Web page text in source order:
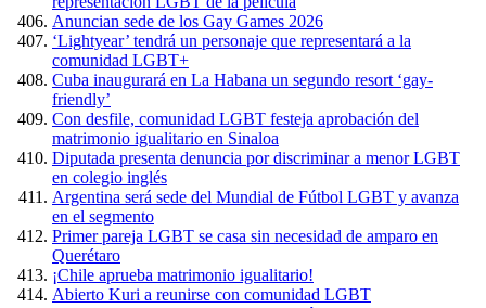
Anuncian sede de los Gay Games 2026
‘Lightyear’ tendrá un personaje que representará a la
comunidad LGBT+
Cuba inaugurará en La Habana un segundo resort ‘gay-
friendly’
Con desfile, comunidad LGBT festeja aprobación del
matrimonio igualitario en Sinaloa
Diputada presenta denuncia por discriminar a menor LGBT
en colegio inglés
Argentina será sede del Mundial de Fútbol LGBT y avanza
en el segmento
Primer pareja LGBT se casa sin necesidad de amparo en
Querétaro
¡Chile aprueba matrimonio igualitario!
Abierto Kuri a reunirse con comunidad LGBT